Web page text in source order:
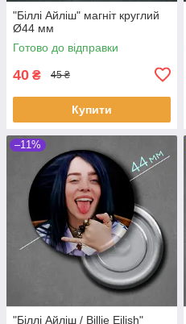
"Біллі Айліш" магніт круглий
Ø44 мм
Готово до відправки
40 ₴ 45 ₴
Купити
–11%
"Біллі Айліш / Billie Eilish"